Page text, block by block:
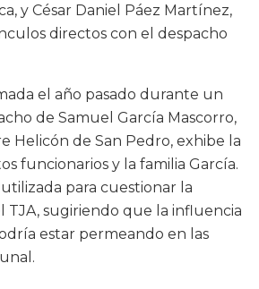
y César Daniel Páez Martínez,
directos con el despacho
el año pasado durante un
de Samuel García Mascorro,
Helicón de San Pedro, exhibe la
funcionarios y la familia García.
para cuestionar la
TJA, sugiriendo que la influencia
estar permeando en las